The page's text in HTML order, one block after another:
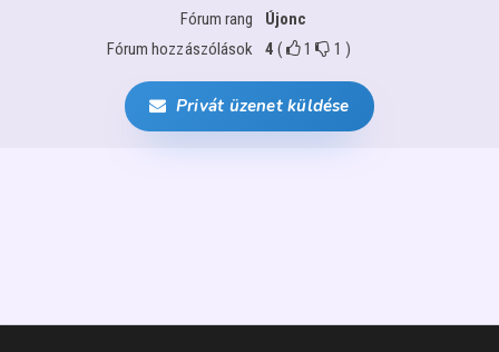
Fórum rang
Újonc
Fórum hozzászólások
4 ( 1 1 )
Privát üzenet küldése